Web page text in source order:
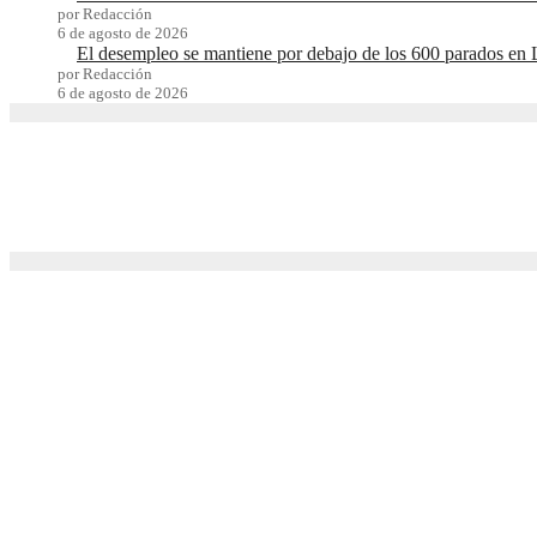
por Redacción
6 de agosto de 2026
El desempleo se mantiene por debajo de los 600 parados en
por Redacción
6 de agosto de 2026